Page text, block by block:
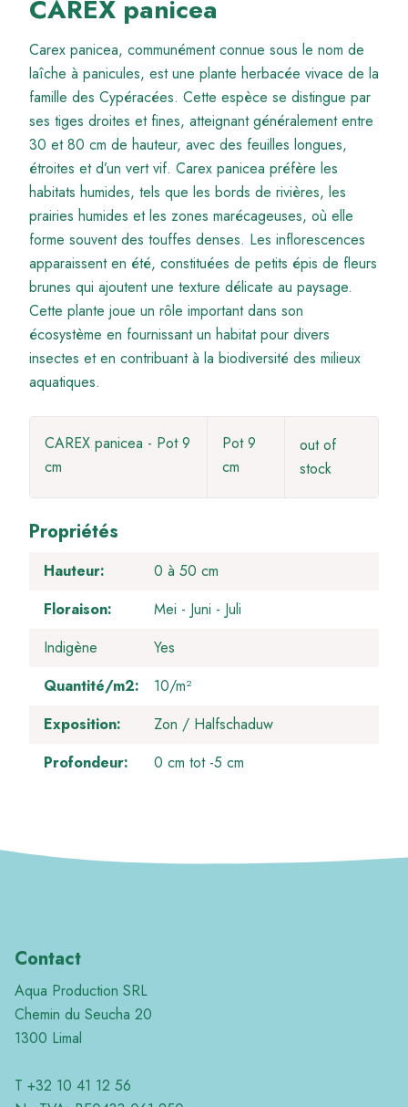
CAREX panicea
Carex panicea, communément connue sous le nom de
laîche à panicules, est une plante herbacée vivace de la
famille des Cypéracées. Cette espèce se distingue par
ses tiges droites et fines, atteignant généralement entre
30 et 80 cm de hauteur, avec des feuilles longues,
étroites et d’un vert vif. Carex panicea préfère les
habitats humides, tels que les bords de rivières, les
prairies humides et les zones marécageuses, où elle
forme souvent des touffes denses. Les inflorescences
apparaissent en été, constituées de petits épis de fleurs
brunes qui ajoutent une texture délicate au paysage.
Cette plante joue un rôle important dans son
écosystème en fournissant un habitat pour divers
insectes et en contribuant à la biodiversité des milieux
aquatiques.
CAREX panicea - Pot 9
cm
Pot 9
cm
out of
stock
Propriétés
Hauteur
0 à 50 cm
Floraison
Mei Juni
Juli
Indigène
Yes
Quantité/m2
10/m²
Exposition
Zon / Halfschaduw
Profondeur
0 cm tot -5 cm
Contact
Aqua Production SRL
Chemin du Seucha 20
1300 Limal
T +32 10 41 12 56